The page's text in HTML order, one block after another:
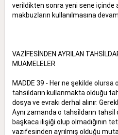
verildikten sonra yeni sene içinde
makbuzların kullanılmasına
VAZİFESİNDEN AYRILAN
MUAMELELER
MADDE 39 - Her ne şekilde olursa
tahsildarın kullanmakta olduğu
dosya ve evrakı derhal alınır.
Aynı zamanda o tahsildarın tahsil
başkaca ilişiği olup olmadığının
vazifesinden ayrılmış olduğu